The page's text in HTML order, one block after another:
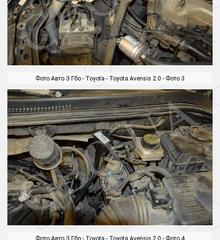
Фото Авто З Гбо - Toyota - Toyota Avensis 2.0 - Фото 3
Фото Авто З Гбо - Toyota - Toyota Avensis 2.0 - Фото 4